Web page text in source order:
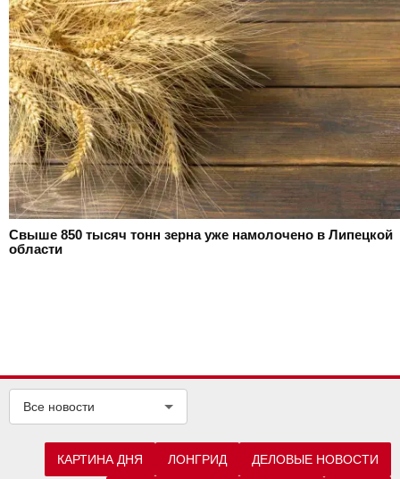
Свыше 850 тысяч тонн зерна уже намолочено в Липецкой
области
Все новости
КАРТИНА ДНЯ ЛОНГРИД ДЕЛОВЫЕ НОВОСТИ